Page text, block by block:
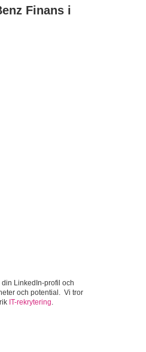
Finans i
LinkedIn-profil och
och potential. Vi tror
IT-rekrytering.